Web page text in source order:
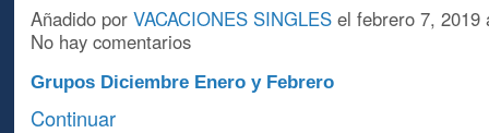
Añadido por VACACIONES SINGLESel febrero 7, 2019
No hay comentarios
Grupos Diciembre Enero y Febrero
Continuar